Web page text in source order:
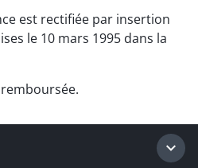
est rectifiée par insertion
le 10 mars 1995 dans la